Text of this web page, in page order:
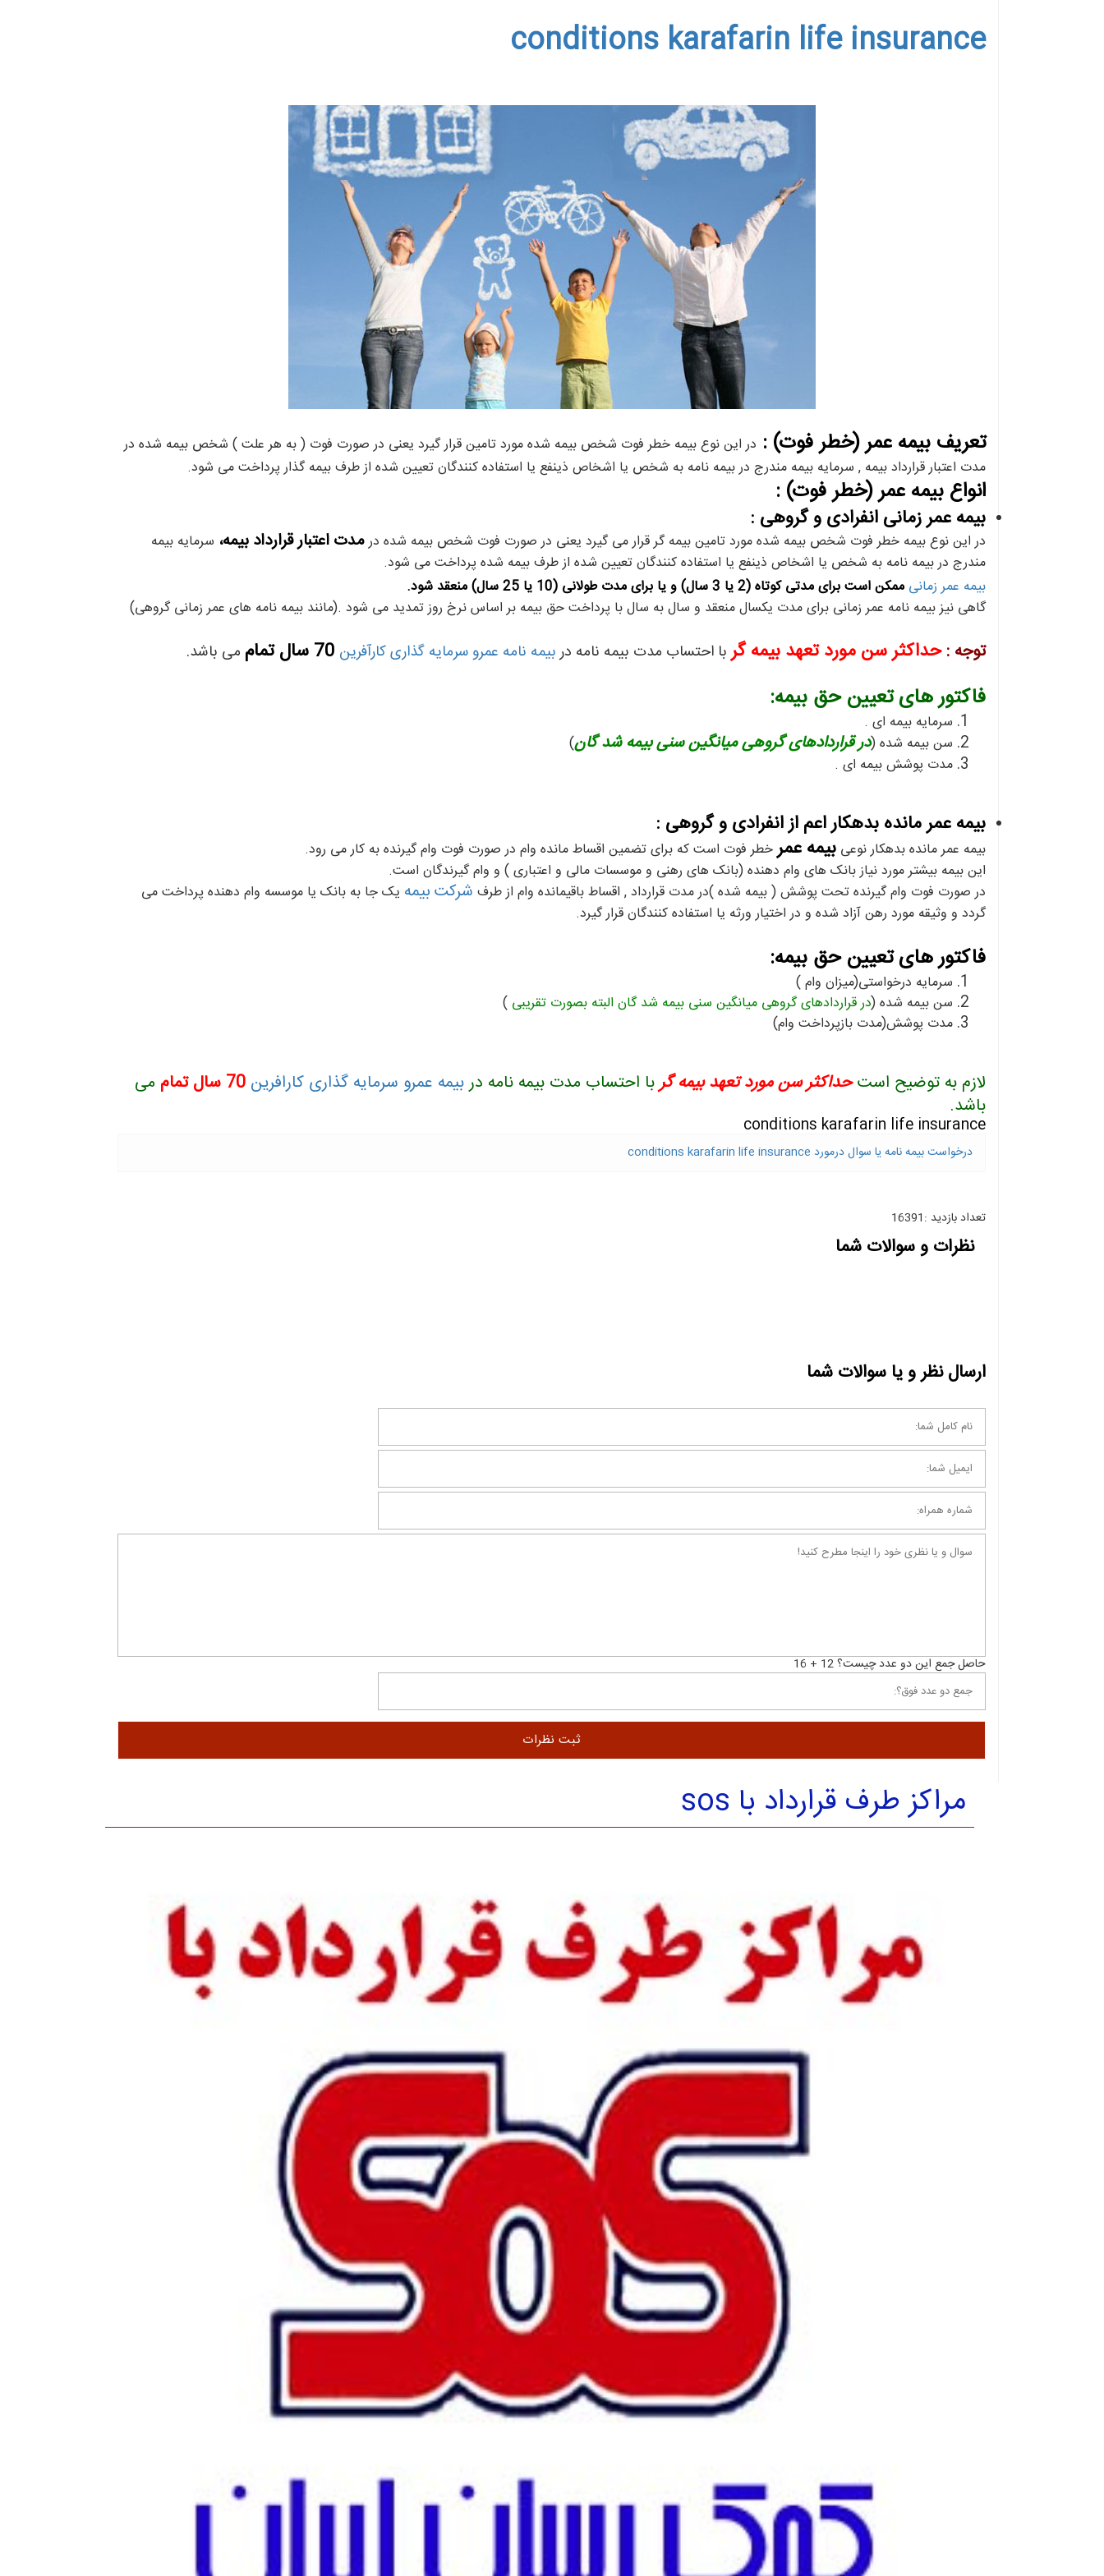
conditions karafarin life insurance
تعریف بیمه عمر (خطر فوت) : در این نوع بیمه خطر فوت شخص بیمه شده مورد تامین قرار گیرد یعنی در صورت فوت ( به هر علت ) شخص بیمه شده در
مدت اعتبار قرارداد بیمه , سرمایه بیمه مندرج در بیمه نامه به شخص یا اشخاص ذینفع یا استفاده کنندگان تعیین شده از طرف بیمه گذار پرداخت می شود.
انواع بیمه عمر (خطر فوت) :
بیمه عمر زمانی انفرادی و گروهی :
در این نوع بیمه خطر فوت شخص بیمه شده مورد تامین بیمه گر قرار می گیرد یعنی در صورت فوت شخص بیمه شده درمدت اعتبار قرارداد بیمه، سرمایه بیمه
مندرج در بیمه نامه به شخص یا اشخاص ذینفع یا استفاده کنندگان تعیین شده از طرف بیمه شده پرداخت می شود.
بیمه عمر زمانی ممکن است برای مدتی کوتاه (2 یا 3 سال) و یا برای مدت طولانی (10 یا 25 سال) منعقد شود.
گاهی نیز بیمه نامه عمر زمانی برای مدت یکسال منعقد و سال به سال با پرداخت حق بیمه بر اساس نرخ روز تمدید می شود .(مانند بیمه نامه های عمر زمانی گروهی)
توجه :حداکثر سن مورد تعهد بیمه گربا احتساب مدت بیمه نامه دربیمه نامه عمرو سرمایه گذاری کارآفرین 70 سال تمام می باشد.
فاکتور های تعیین حق بیمه:
سرمایه بیمه ای .
سن بیمه شده (در قراردادهای گروهی میانگین سنی بیمه شد گان)
مدت پوشش بیمه ای .
بیمه عمر مانده بدهکار اعم از انفرادی و گروهی :
بیمه عمر مانده بدهکار نوعی بیمه عمرخطر فوت است که برای تضمین اقساط مانده وام در صورت فوت وام گیرنده به کار می رود.
این بیمه بیشتر مورد نیاز بانک های وام دهنده (بانک های رهنی و موسسات مالی و اعتباری ) و وام گیرندگان است.
در صورت فوت وام گیرنده تحت پوشش ( بیمه شده )در مدت قرارداد , اقساط باقیمانده وام از طرف شرکت بیمه یک جا به بانک یا موسسه وام دهنده پرداخت می
گردد و وثیقه مورد رهن آزاد شده و در اختیار ورثه یا استفاده کنندگان قرار گیرد.
فاکتور های تعیین حق بیمه:
سرمایه درخواستی(میزان وام )
سن بیمه شده (در قراردادهای گروهی میانگین سنی بیمه شد گان البته بصورت تقریبی )
مدت پوشش(مدت بازپرداخت وام)
لازم به توضیح استحداکثر سن مورد تعهد بیمه گربا احتساب مدت بیمه نامه دربیمه عمرو سرمایه گذاری کارافرین 70 سال تمام
می
باشد.
conditions karafarin life insurance
درخواست بیمه نامه یا سوال درمورد conditions karafarin life insurance
تعداد بازدید :16391
نظرات و سوالات شما
ارسال نظر و یا سوالات شما
حاصل جمع این دو عدد چیست؟ 12 + 16
مراکز طرف قرارداد با sos